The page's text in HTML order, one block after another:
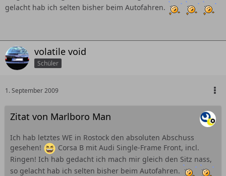
gelacht hab ich selten bisher beim Autofahren.
volatile void
Schüler
1. September 2009
Zitat von Marlboro Man
Ich hab letztes WE in Rostock den absoluten Abschuss
gesehen!
Corsa B mit Audi Single-Frame Front, incl.
Ringen! Ich hab gedacht ich mach mir gleich den Sitz nass,
so gelacht hab ich selten bisher beim Autofahren.